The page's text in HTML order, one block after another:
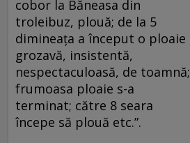
cobor la Băneasa din
troleibuz, plouă; de la 5
dimineața a început o ploaie
grozavă, insistentă,
nespectaculoasă, de toamnă;
frumoasa ploaie s-a
terminat; către 8 seara
începe să plouă etc.”.